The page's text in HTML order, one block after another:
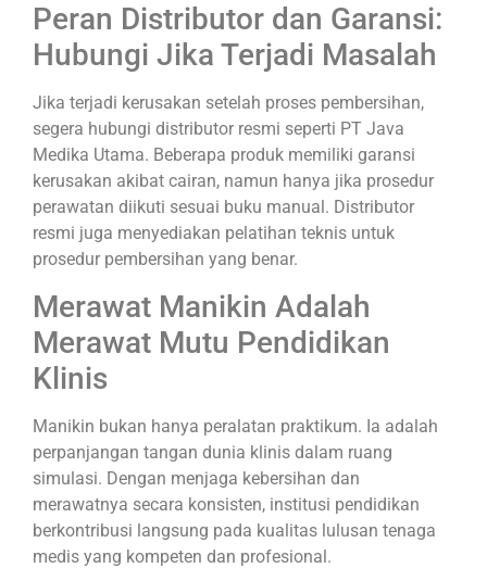
Peran Distributor dan Garansi:
Hubungi Jika Terjadi Masalah
Jika terjadi kerusakan setelah proses pembersihan,
segera hubungi distributor resmi seperti PT Java
Medika Utama. Beberapa produk memiliki garansi
kerusakan akibat cairan, namun hanya jika prosedur
perawatan diikuti sesuai buku manual. Distributor
resmi juga menyediakan pelatihan teknis untuk
prosedur pembersihan yang benar.
Merawat Manikin Adalah
Merawat Mutu Pendidikan
Klinis
Manikin bukan hanya peralatan praktikum. Ia adalah
perpanjangan tangan dunia klinis dalam ruang
simulasi. Dengan menjaga kebersihan dan
merawatnya secara konsisten, institusi pendidikan
berkontribusi langsung pada kualitas lulusan tenaga
medis yang kompeten dan profesional.